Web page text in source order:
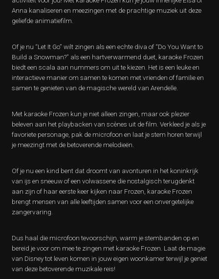
Anna kanaliseren en meezingen met de prachtige muziek uit deze
geliefde animatiefilm.
Of je nu “Let It Go” wilt zingen als een echte diva of “Do You Want to
Build a Snowman?” als een hartverwarmend duet, karaoke Frozen
biedt een scala aan nummers om uit te kiezen. Het is een leuke en
interactieve manier om samen te komen met vrienden of familie en
samen te genieten van de magische wereld van Arendelle.
Met karaoke Frozen kun je niet alleen zingen, maar ook plezier
beleven aan het playbacken van scènes uit de film. Verkleed je als je
favoriete personage, pak de microfoon en laat je stem horen terwijl
je meezingt met de betoverende melodieën.
Of je nu een kind bent dat droomt van avonturen in het koninkrijk
van ijs en sneeuw of een volwassene die nostalgisch terugdenkt
aan zijn of haar eerste keer kijken naar Frozen, karaoke Frozen
brengt mensen van alle leeftijden samen voor een onvergetelijke
zangervaring.
Dus haal die microfoon tevoorschijn, warm je stembanden op en
bereid je voor om mee te zingen met karaoke Frozen. Laat de magie
van Disney tot leven komen in jouw eigen woonkamer terwijl je geniet
van deze betoverende muzikale reis!